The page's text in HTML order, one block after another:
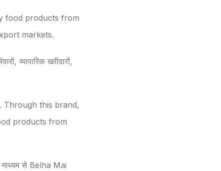
food products from
markets.
व्यापारिक खरीदारों,
Through this brand,
products from
से Belha Mai